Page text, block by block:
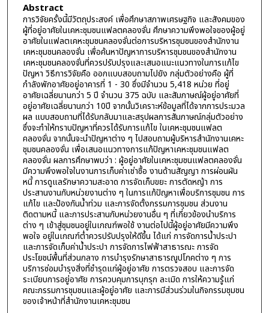
Abstract
การวิจัยครั้งนี้มีวัตถุประสงค์ เพื่อศึกษาสภาพเศรษฐกิจ และสังคมของ
ผู้ที่อยู่อาศัยในเคหะชุมชนแฟลตคลองจั่น ศึกษาความพึงพอใจของผู้อยู่
อาศัยในแฟลตเคหะชุมชนคลองจั่นต่อการบริหารชุมชนของสำนักงาน
เคหะชุมชนคลองจั่น เพื่อค้นหาปัญหาการบริหารชุมชนของสำนักงาน
เคหะชุมชนคลองจั่นที่ควรปรับปรุงและเสนอแนะแนวทางในการแก้ไข
ปัญหา วิธีการวิจัยคือ ออกแบบสอบถามไปยัง กลุ่มตัวอย่างคือ ผู้ที่
กำลังพักอาศัยอยู่อาคารที่ 1 - 30 ซึ่งมีจำนวน 5,418 หน่วย ที่อยู่
อาศัยเฉลี่ยนานกว่า 5 ปี จำนวน 375 ฉบับ และสัมภาษณ์ผู้อยู่อาศัยที่
อยู่อาศัยเฉลี่ยนานกว่า 10ปี จากนั้นวิเคราะห์ข้อมูลที่ได้จากการประมวล
ผล แบบสอบถามที่ได้รับกลับมาและสรุปผลการสัมภาษณ์กลุ่มตัวอย่าง
ซึ่งจะทำให้ทราบปัญหาที่ควรได้รับการแก้ไข ในเคหะชุมชนแฟลต
คลองจั่น จากนั้นจะนำปัญหาต่าง ๆ ไปสอบถามผู้บริหารสำนักงานเคหะ
ชุมชนคลองจั่น เพื่อเสนอแนวทางการแก้ปัญหาเคหะชุมชนแฟลต
คลองจั่น ผลการศึกษาพบว่า : ผู้อยู่อาศัยในเคหะชุมชนแฟลตคลองจั่น
มีความพึงพอใจในงานการเก็บค่าเช่าซื้อ งานด้านสัญญา การผ่อนผัน
หนี้ การดูแลรักษาความสะอาด การจัดเก็บขยะ การตัดหญ้า การ
ประสานงานกับหน่วยงานต่าง ๆ ในการแก้ปัญหาเพื่อบริการชุมชน การ
แก้ไข และป้องกันน้ำท่วม และการจัดตั้งกรรมการชุมชน ส่วนงาน
ติดตามหนี้ และการประสานกับหน่วยงานอื่น ๆ ที่เกี่ยวข้องนำบริการ
ต่าง ๆ เข้าสู่ชุมชนอยู่ในเกณฑ์พอใช้ งานต่อไปนี้ผู้อยู่อาศัยมีความพึง
พอใจ อยู่ในเกณฑ์ต่ำควรปรับปรุงให้ดีขึ้น ได้แก่ การจัดการน้ำประปา
และการจัดเก็บค่าน้ำประปา การจัดการไฟฟ้าสาธารณะ การจัด
ประโยชน์พื้นที่ส่วนกลาง การบำรุงรักษาสาธารณูปโภคต่าง ๆ การ
บริการซ่อมบำรุงสิ่งที่ชำรุดแก่ผู้อยู่อาศัย การตรวจสอบ และการจัด
ระเบียบการอยู่อาศัย การควบคุมการบุกรุก ละเมิด การให้ความรู้แก่
คณะกรรมการชุมชนและผู้อยู่อาศัย และการมีส่วนร่วมในกิจกรรมชุมชน
ของเจ้าหน้าที่สำนักงานเคหะชุมชน